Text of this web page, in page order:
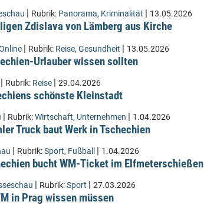
| Rubrik: Panorama, Kriminalität | 13.05.2026
Zdislava von Lämberg aus Kirche
| Rubrik: Reise, Gesundheit | 13.05.2026
Urlauber wissen sollten
| Rubrik: Reise | 29.04.2026
schönste Kleinstadt
| Rubrik:Wirtschaft, Unternehmen | 1.04.2026
Truck baut Werk in Tschechien
| Rubrik:Sport, Fußball | 1.04.2026
bucht WM-Ticket im Elfmeterschießen
| Rubrik:Sport | 27.03.2026
in Prag wissen müssen